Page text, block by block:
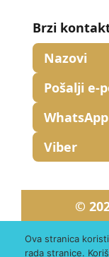
Brzi
Nazovi
Pošalji e-
WhatsApp
Viber
©
Ova stranica
rada stranice.